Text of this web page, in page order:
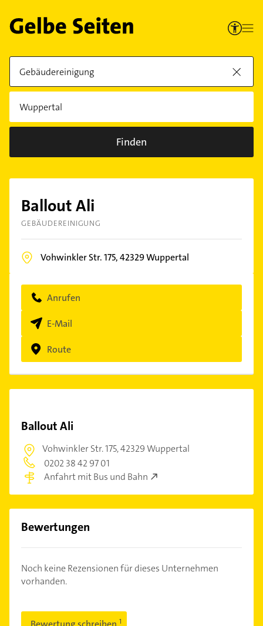
Finden
Ballout Ali
GEBÄUDEREINIGUNG
Vohwinkler Str. 175,42329Wuppertal
Anrufen
E-Mail
Route
Ballout Ali
Vohwinkler Str. 175,42329 Wuppertal
0202 38 42 97 01
Anfahrt mit Bus und Bahn
Bewertungen
Noch keine Rezensionen für dieses Unternehmen
vorhanden.